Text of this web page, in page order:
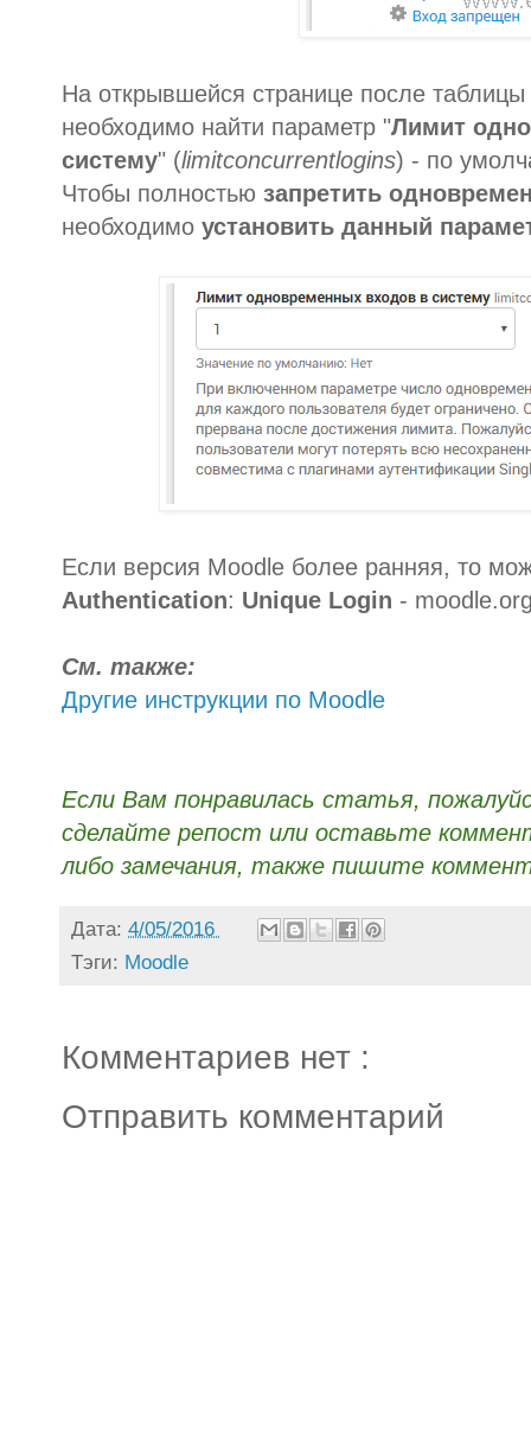
На открывшейся странице после
необходимо найти параметр "Лимит
систему" (limitconcurrentlogins) - по
Чтобы полностью запретить
необходимо установить данный
Если версия Moodle более ранняя, то
Authentication: Unique Login -
См. также:
Другие инструкции по Moodle
Если Вам понравилась статья,
сделайте репост или оставьте
либо замечания, также пишите
Дата: 4/05/2016
Тэги: Moodle
Комментариев нет :
Отправить комментарий